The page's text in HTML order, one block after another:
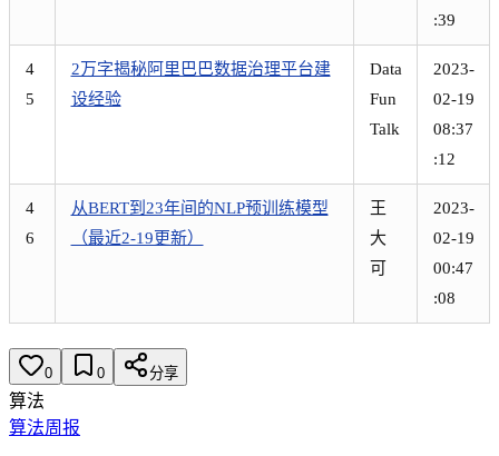
:39
4
5
2万字揭秘阿里巴巴数据治理平台建
设经验
Data
Fun
Talk
2023-
02-19
08:37
:12
4
6
从BERT到23年间的NLP预训练模型
（最近2-19更新）
王
大
可
2023-
02-19
00:47
:08
0 0 分享
算法
算法周报